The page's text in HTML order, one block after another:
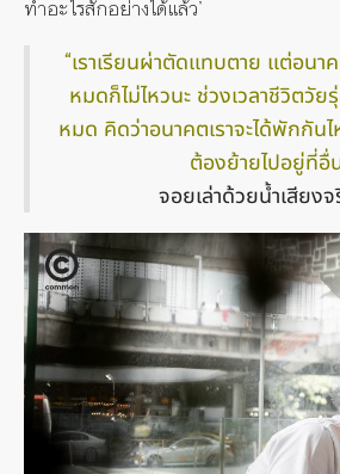
ทำอะไรสักอย่างได้แล้ว’
“เราเรียนผ่าตัดแทบตาย แต่อนา
หมดก็ไม่ไหวนะ ช่วงเวลาชีวิตวัยรุ่
หมด คิดว่าอนาคตเราจะได้พักกันไ
ต้องย้ายไปอยู่ที่อื่
จอยเล่าด้วยน้ำเสียง